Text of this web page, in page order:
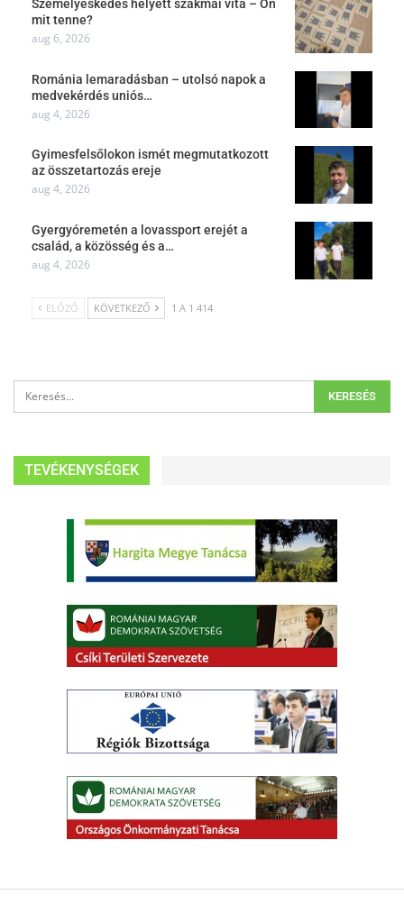
Személyeskedés helyett szakmai vita – Ön
mit tenne?
aug 6, 2026
Románia lemaradásban – utolsó napok a
medvekérdés uniós…
aug 4, 2026
Gyimesfelsőlokon ismét megmutatkozott
az összetartozás ereje
aug 4, 2026
Gyergyóremetén a lovassport erejét a
család, a közösség és a…
aug 4, 2026
ELŐZŐ KÖVETKEZŐ 1 A 1 414
TEVÉKENYSÉGEK